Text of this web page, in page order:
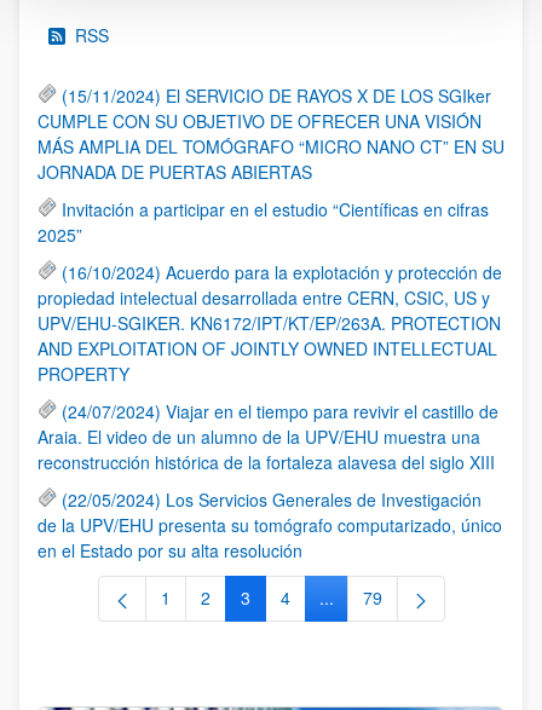
RSS
(15/11/2024) El SERVICIO DE RAYOS X DE LOS SGIker
CUMPLE CON SU OBJETIVO DE OFRECER UNA VISIÓN
MÁS AMPLIA DEL TOMÓGRAFO “MICRO NANO CT” EN SU
JORNADA DE PUERTAS ABIERTAS
Invitación a participar en el estudio “Científicas en cifras
2025”
(16/10/2024) Acuerdo para la explotación y protección de
propiedad intelectual desarrollada entre CERN, CSIC, US y
UPV/EHU-SGIKER. KN6172/IPT/KT/EP/263A. PROTECTION
AND EXPLOITATION OF JOINTLY OWNED INTELLECTUAL
PROPERTY
(24/07/2024) Viajar en el tiempo para revivir el castillo de
Araia. El video de un alumno de la UPV/EHU muestra una
reconstrucción histórica de la fortaleza alavesa del siglo XIII
(22/05/2024) Los Servicios Generales de Investigación
de la UPV/EHU presenta su tomógrafo computarizado, único
en el Estado por su alta resolución
Página
1 Página
2 Página
3 Página
4 ...Páginas intermedias Use
Página
79